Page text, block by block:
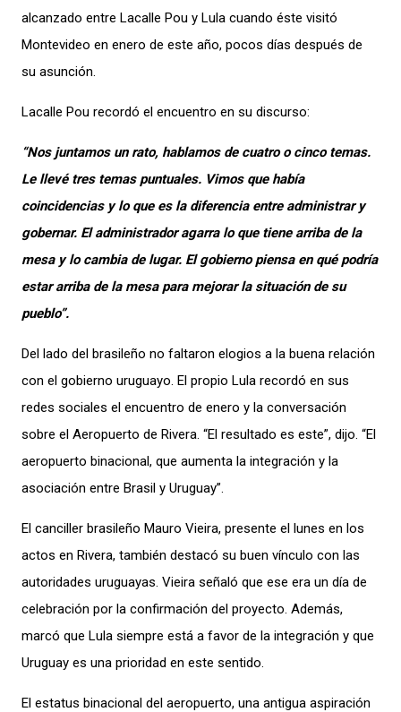
alcanzado entre Lacalle Pou y Lula cuando éste visitó
Montevideo en enero de este año, pocos días después de
su asunción.
Lacalle Pou recordó el encuentro en su discurso:
“Nos juntamos un rato, hablamos de cuatro o cinco temas.
Le llevé tres temas puntuales. Vimos que había
coincidencias y lo que es la diferencia entre administrar y
gobernar. El administrador agarra lo que tiene arriba de la
mesa y lo cambia de lugar. El gobierno piensa en qué podría
estar arriba de la mesa para mejorar la situación de su
pueblo”.
Del lado del brasileño no faltaron elogios a la buena relación
con el gobierno uruguayo. El propio Lula recordó en sus
redes sociales el encuentro de enero y la conversación
sobre el Aeropuerto de Rivera. “El resultado es este”, dijo. “El
aeropuerto binacional, que aumenta la integración y la
asociación entre Brasil y Uruguay”.
El canciller brasileño Mauro Vieira, presente el lunes en los
actos en Rivera, también destacó su buen vínculo con las
autoridades uruguayas. Vieira señaló que ese era un día de
celebración por la confirmación del proyecto. Además,
marcó que Lula siempre está a favor de la integración y que
Uruguay es una prioridad en este sentido.
El estatus binacional del aeropuerto, una antigua aspiración